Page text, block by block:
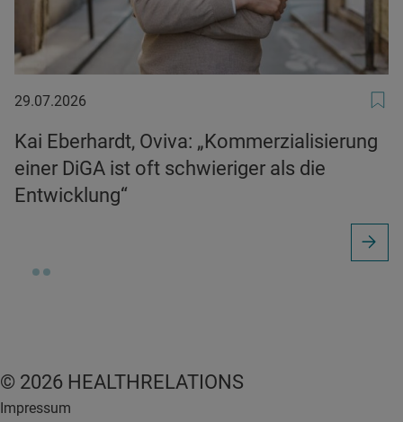
29.07.2026
29.07.2026
Kai Eberhardt, Oviva: „Kommerzialisierung
einer DiGA ist oft schwieriger als die
Entwicklung“
© 2026 HEALTHRELATIONS
Impressum